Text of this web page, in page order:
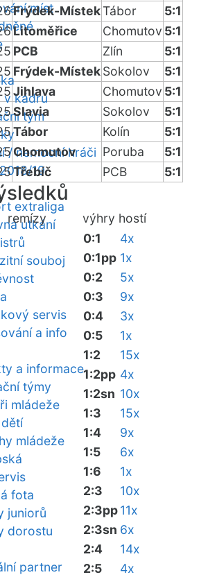
míst
v kádru
tým
/ nemocní hráči
19
extraliga
utkání
souboj
servis
a info
a informace
týmy
mládeže
mládeže
fota
juniorů
dorostu
partner
Frýdek-MístekTábor
5:1
Litoměřice Chomutov 5:1
PCB Zlín
5:1
Frýdek-MístekSokolov
5:1
Jihlava Chomutov 5:1
Slavia Sokolov
5:1
Tábor Kolín
5:1
Chomutov Poruba
5:1
Třebíč PCB 5:1
remízy výhry hostí
0:1
4x
0:1pp 1x
0:2
5x
0:3
9x
0:4
3x
0:5
1x
1:2
15x
1:2pp 4x
1:2sn 10x
1:3
15x
1:4
9x
1:5
6x
1:6
1x
2:3
10x
2:3pp11x
2:3sn 6x
2:4
14x
2:5
4x